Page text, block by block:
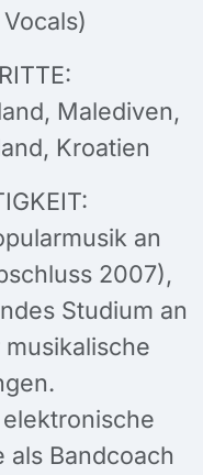
Malediven,
Kroatien
an
2007),
Studium an
als Bandcoach